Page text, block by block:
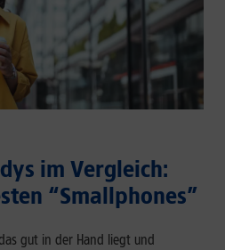
im Vergleich:
“Smallphones”
gut in der Hand liegt und